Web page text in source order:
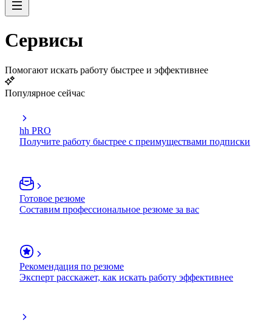
Сервисы
Помогают искать работу быстрее и эффективнее
Популярное сейчас
hh PRO
Получите работу быстрее с преимуществами подписки
Готовое резюме
Составим профессиональное резюме за вас
Рекомендация по резюме
Эксперт расскажет, как искать работу эффективнее